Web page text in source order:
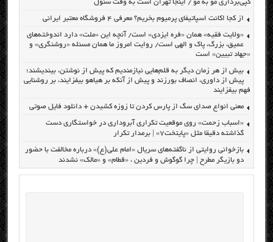
کپی‌برداری مو به مو / اینجا تهران است به وقت سئول
از کجا اکانت اسپاتیفای پرمیوم بخریم؟ معرفی ۴ فروشگاه معتبر ایرانی
«ولایت فقیه» همان «فره ایزدی» است/ آنچه این «ملت» دارد اندوخته‌های
عمیق، بزرگ، پاک و الهی است/ روایت امروز ما همان مسئله «روشنگری» و
«جهاد تبیین» است
بیش از هر زمان دیگر به قلم‌هایی نیازمندیم که پیش از نوشتن، بیندیشند؛
پیش از داوری، انصاف بورزند و پیش از آنکه بر هیاهو بیفزایند، بر روشنایی
فهم بیفزایند
معنی انواع صدای سگ از پارس کردن تا زوزه کشیدن + دانلود فایل صوتی
«اسباب زحمت» روی موقعیت تکراری آبروداری در خواستگاری دست
گذاشته دقیقا مثل «پایتخت۷» | برمدار تکرار
بازخوانی روایتی از ناگفته‌های سریال «امام علی(ع)» درباره مخالفت با حضور
دو بازیگر مطرح | چرا گوگوش و فردین ، «قطام» و «مالک» نشدند